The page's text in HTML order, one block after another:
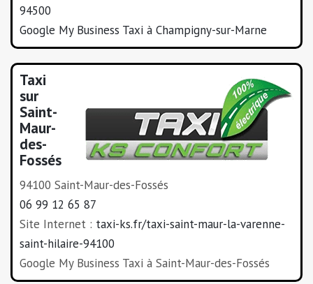
94500
Google My Business Taxi à Champigny-sur-Marne
Taxi
sur
Saint-
Maur-
des-
Fossés
94100 Saint-Maur-des-Fossés
06 99 12 65 87
Site Internet : taxi-ks.fr/taxi-saint-maur-la-varenne-
saint-hilaire-94100
Google My Business Taxi à Saint-Maur-des-Fossés